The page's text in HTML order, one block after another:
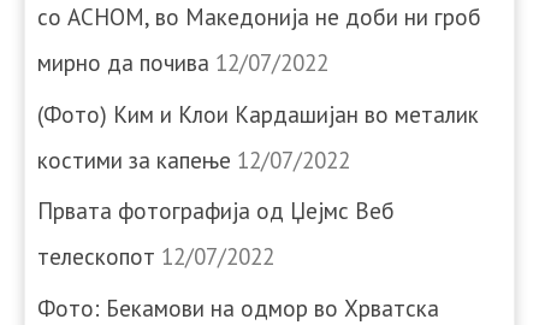
со АСНОМ, во Македонија не доби ни гроб
мирно да почива 12/07/2022
(Фото) Ким и Клои Кардашијан во металик
костими за капење 12/07/2022
Првата фотографија од Џејмс Веб
телескопот 12/07/2022
Фото: Бекамови на одмор во Хрватска